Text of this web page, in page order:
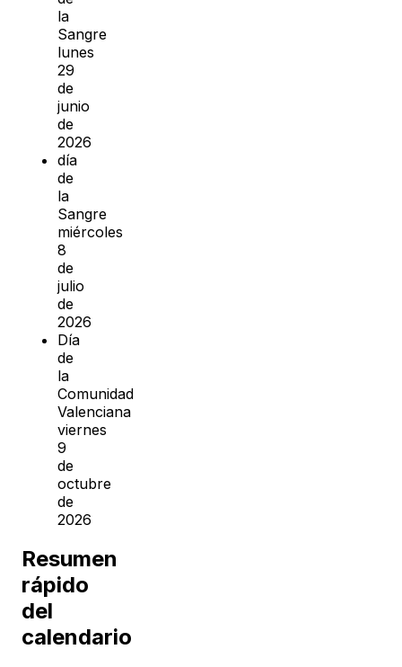
la
Sangre
lunes
29
de
junio
de
2026
día
de
la
Sangre
miércoles
8
de
julio
de
2026
Día
de
la
Comunidad
Valenciana
viernes
9
de
octubre
de
2026
Resumen
rápido
del
calendario